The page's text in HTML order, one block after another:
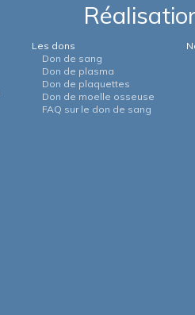
Les dons
Don de sang
Don de plasma
Don de plaquettes
Don de moelle osseuse
FAQ sur le don de sang